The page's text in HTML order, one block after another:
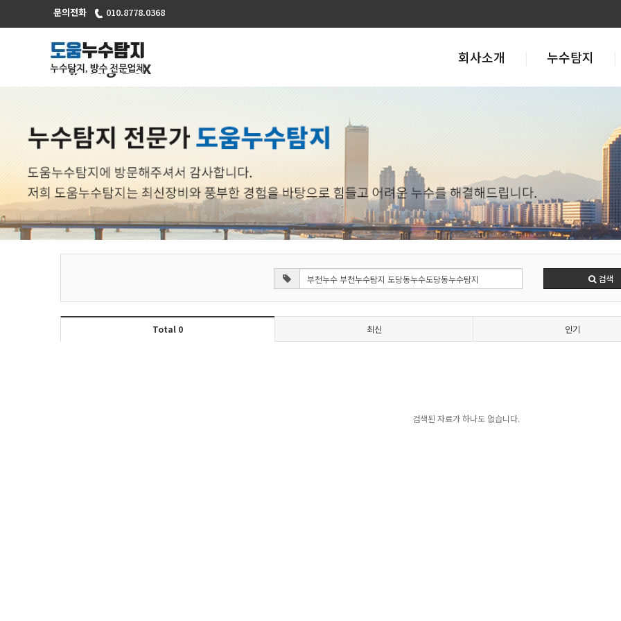
문의전화 010.8778.0368
회사소개 누수탐지
Tag Box
검색
Total 0 최신 인기
검색된 자료가 하나도 없습니다.